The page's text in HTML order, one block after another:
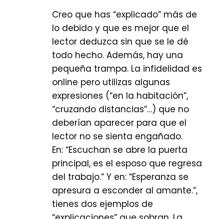
Creo que has “explicado” más de
lo debido y que es mejor que el
lector deduzca sin que se le dé
todo hecho. Además, hay una
pequeña trampa. La infidelidad es
online pero utilizas algunas
expresiones (“en la habitación”,
“cruzando distancias”…) que no
deberían aparecer para que el
lector no se sienta engañado.
En: “Escuchan se abre la puerta
principal, es el esposo que regresa
del trabajo.” Y en: “Esperanza se
apresura a esconder al amante.”,
tienes dos ejemplos de